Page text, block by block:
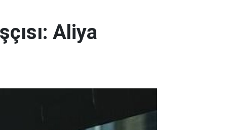
Aliya